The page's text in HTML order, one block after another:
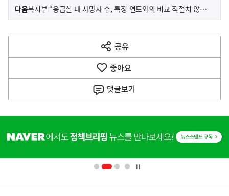
이
전
다
음
다음기
사
복지부 “응급실 내 사망자 수, 특정 연도와의 비교 적절치 않아”
공유
열
기
좋아요
댓글보기
단
영